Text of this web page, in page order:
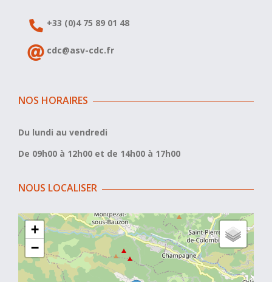
+33 (0)4 75 89 01 48
cdc@asv-cdc.fr
NOS HORAIRES
Du lundi au vendredi
De 09h00 à 12h00 et de 14h00 à 17h00
NOUS LOCALISER
+
−